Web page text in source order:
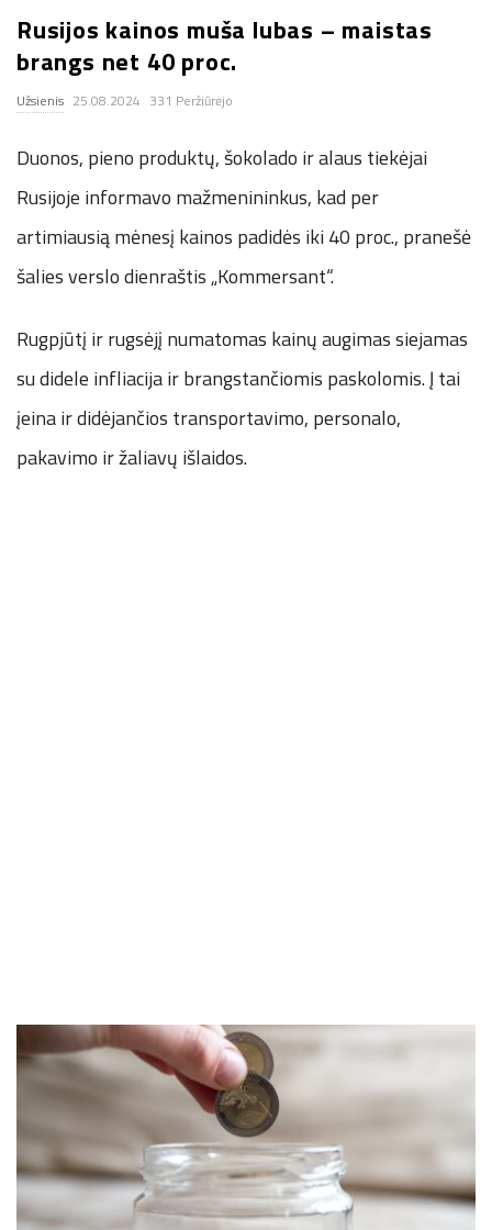
.
c
o
.
u
k
Rusijos kainos muša lubas – maistas
brangs net 40 proc.
Užsienis 25.08.2024 331 Peržiūrėjo
Duonos, pieno produktų, šokolado ir alaus tiekėjai
Rusijoje informavo mažmenininkus, kad per
artimiausią mėnesį kainos padidės iki 40 proc., pranešė
šalies verslo dienraštis „Kommersant“.
Rugpjūtį ir rugsėjį numatomas kainų augimas siejamas
su didele infliacija ir brangstančiomis paskolomis. Į tai
įeina ir didėjančios transportavimo, personalo,
pakavimo ir žaliavų išlaidos.